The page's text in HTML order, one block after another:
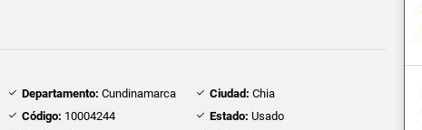
Departamento: Cundinamarca Ciudad: Chia
Código: 10004244 Estado: Usado